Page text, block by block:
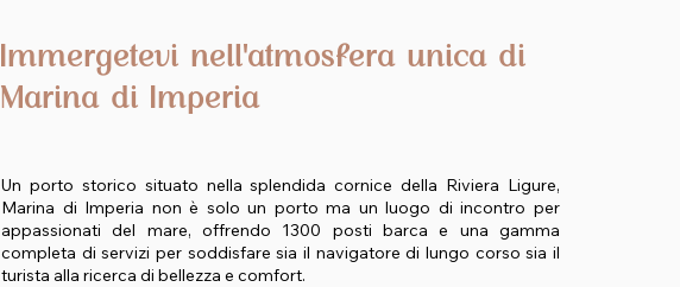
Immergetevi nell'atmosfera unica di
Marina di Imperia
Un porto storico situato nella splendida cornice della Riviera Ligure,
Marina di Imperia non è solo un porto ma un luogo di incontro per
appassionati del mare, offrendo 1300 posti barca e una gamma
completa di servizi per soddisfare sia il navigatore di lungo corso sia il
turista alla ricerca di bellezza e comfort.